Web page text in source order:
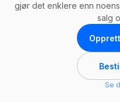
gjør det enklere enn
salg
Se